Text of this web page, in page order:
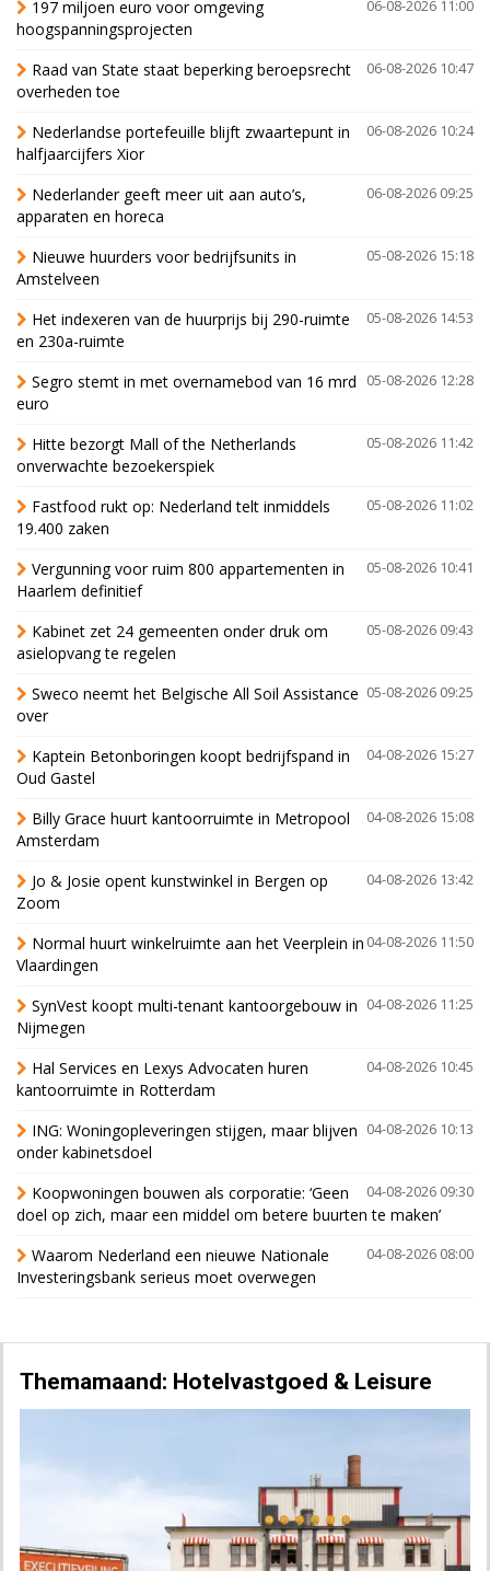
06-08-2026 11:00
197 miljoen euro voor omgeving
hoogspanningsprojecten
06-08-2026 10:47
Raad van State staat beperking beroepsrecht
overheden toe
06-08-2026 10:24
Nederlandse portefeuille blijft zwaartepunt in
halfjaarcijfers Xior
06-08-2026 09:25
Nederlander geeft meer uit aan auto’s,
apparaten en horeca
05-08-2026 15:18
Nieuwe huurders voor bedrijfsunits in
Amstelveen
05-08-2026 14:53
Het indexeren van de huurprijs bij 290-ruimte
en 230a-ruimte
05-08-2026 12:28
Segro stemt in met overnamebod van 16 mrd
euro
05-08-2026 11:42
Hitte bezorgt Mall of the Netherlands
onverwachte bezoekerspiek
05-08-2026 11:02
Fastfood rukt op: Nederland telt inmiddels
19.400 zaken
05-08-2026 10:41
Vergunning voor ruim 800 appartementen in
Haarlem definitief
05-08-2026 09:43
Kabinet zet 24 gemeenten onder druk om
asielopvang te regelen
05-08-2026 09:25
Sweco neemt het Belgische All Soil Assistance
over
04-08-2026 15:27
Kaptein Betonboringen koopt bedrijfspand in
Oud Gastel
04-08-2026 15:08
Billy Grace huurt kantoorruimte in Metropool
Amsterdam
04-08-2026 13:42
Jo & Josie opent kunstwinkel in Bergen op
Zoom
04-08-2026 11:50
Normal huurt winkelruimte aan het Veerplein in
Vlaardingen
04-08-2026 11:25
SynVest koopt multi-tenant kantoorgebouw in
Nijmegen
04-08-2026 10:45
Hal Services en Lexys Advocaten huren
kantoorruimte in Rotterdam
04-08-2026 10:13
ING: Woningopleveringen stijgen, maar blijven
onder kabinetsdoel
04-08-2026 09:30
Koopwoningen bouwen als corporatie: ‘Geen
doel op zich, maar een middel om betere buurten te maken’
04-08-2026 08:00
Waarom Nederland een nieuwe Nationale
Investeringsbank serieus moet overwegen
Themamaand: Hotelvastgoed & Leisure